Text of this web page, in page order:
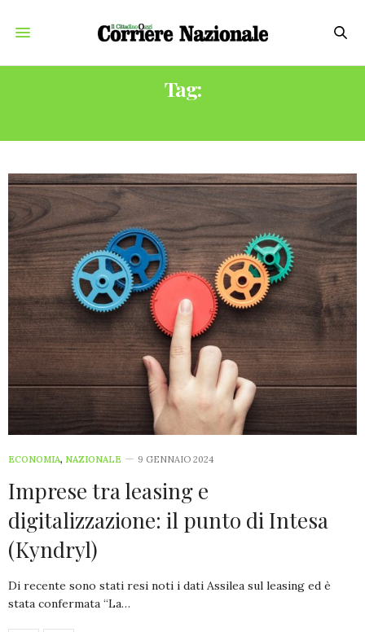
Tag:
ECONOMIA, NAZIONALE 9 GENNAIO 2024
Imprese tra leasing e
digitalizzazione: il punto di Intesa
(Kyndryl)
Di recente sono stati resi noti i dati Assilea sul leasing ed è
stata confermata “La…